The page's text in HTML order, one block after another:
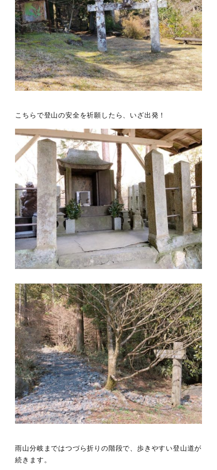
こちらで登山の安全を祈願したら、いざ出発！
雨山分岐まではつづら折りの階段で、歩きやすい登山道が
続きます。